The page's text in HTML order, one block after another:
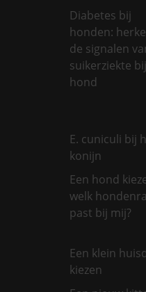
Diabetes bij
honden:
de signalen
suikerziekte
hond
E. cuniculi bij
konijn
Een hond
welk
past bij mij?
Een klein
kiezen